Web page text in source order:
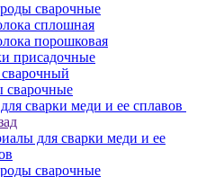
сварочные
сплошная
порошковая
присадочные
сварочные
сварки меди и ее сплавов
для сварки меди и ее
сварочные